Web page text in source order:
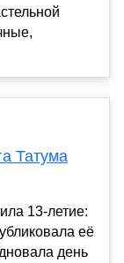
Татума
13-летие:
её
день